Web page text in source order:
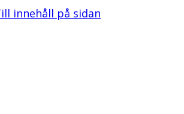
innehåll på sidan